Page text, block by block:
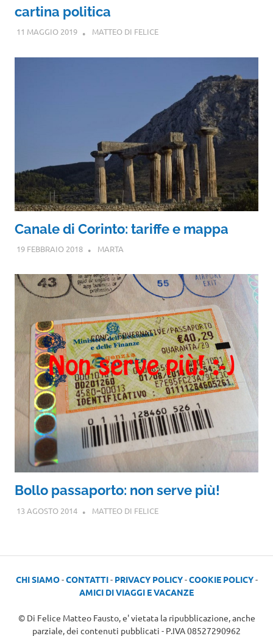
cartina politica
11 MAGGIO 2019 MATTEO DI FELICE
Canale di Corinto: tariffe e mappa
19 FEBBRAIO 2018 MARTA
Bollo passaporto: non serve più!
13 AGOSTO 2014 MATTEO DI FELICE
CHI SIAMO-CONTATTI- PRIVACY POLICY-COOKIE POLICY-
AMICI DI VIAGGI E VACANZE
© Di Felice Matteo Fausto, e' vietata la ripubblicazione, anche
parziale, dei contenuti pubblicati - P.IVA 08527290962